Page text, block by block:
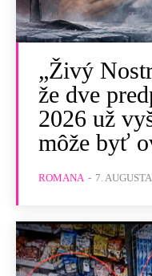
„Živý
že dve
2026 už
môže byť
ROMANA - 7.